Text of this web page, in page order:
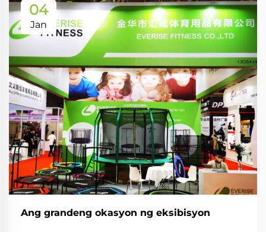
04
Jan
Ang grandeng okasyon ng eksibisyon